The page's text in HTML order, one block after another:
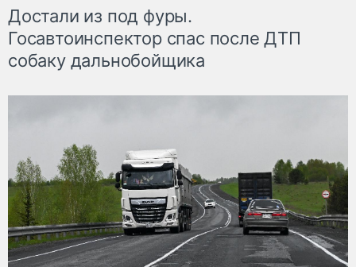
Достали из под фуры.
Госавтоинспектор спас после ДТП
собаку дальнобойщика